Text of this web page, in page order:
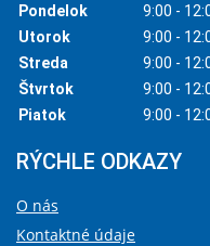
Pondelok
9:00 -
Utorok
9:00 -
Streda
9:00 -
Štvrtok
9:00 -
Piatok
9:00 -
RÝCHLE ODKAZY
O nás
Kontaktné údaje